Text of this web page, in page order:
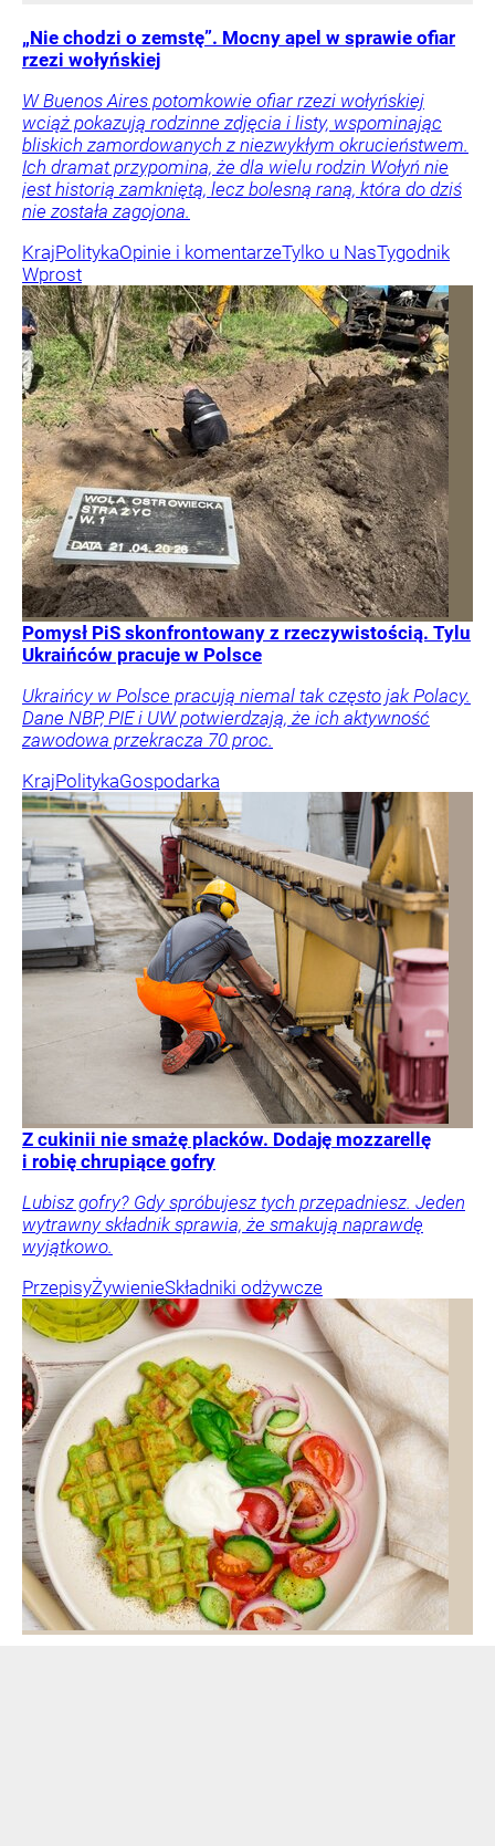
„Nie chodzi o zemstę”. Mocny apel w sprawie ofiar
rzezi wołyńskiej
W Buenos Aires potomkowie ofiar rzezi wołyńskiej
wciąż pokazują rodzinne zdjęcia i listy, wspominając
bliskich zamordowanych z niezwykłym okrucieństwem.
Ich dramat przypomina, że dla wielu rodzin Wołyń nie
jest historią zamkniętą, lecz bolesną raną, która do dziś
nie została zagojona.
KrajPolitykaOpinie i komentarzeTylko u NasTygodnik
Wprost
Pomysł PiS skonfrontowany z rzeczywistością. Tylu
Ukraińców pracuje w Polsce
Ukraińcy w Polsce pracują niemal tak często jak Polacy.
Dane NBP, PIE i UW potwierdzają, że ich aktywność
zawodowa przekracza 70 proc.
KrajPolitykaGospodarka
Z cukinii nie smażę placków. Dodaję mozzarellę
i robię chrupiące gofry
Lubisz gofry? Gdy spróbujesz tych przepadniesz. Jeden
wytrawny składnik sprawia, że smakują naprawdę
wyjątkowo.
PrzepisyŻywienieSkładniki odżywcze